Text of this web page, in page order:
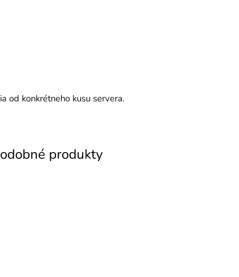
od konkrétneho kusu servera.
produkty